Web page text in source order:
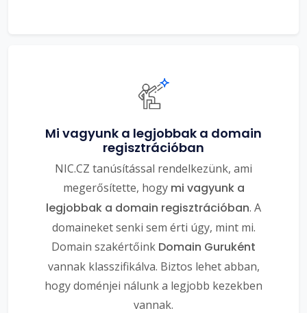
Mi vagyunk a legjobbak a domain
regisztrációban
NIC.CZ tanúsítással rendelkezünk, ami
megerősítette, hogy mi vagyunk a
legjobbak a domain regisztrációban. A
domaineket senki sem érti úgy, mint mi.
Domain szakértőink Domain Guruként
vannak klasszifikálva. Biztos lehet abban,
hogy doménjei nálunk a legjobb kezekben
vannak.